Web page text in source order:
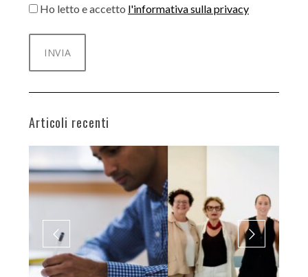
Ho letto e accetto l'informativa sulla privacy
Articoli recenti